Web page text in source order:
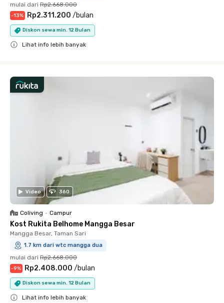
mulai dari Rp2.668.000
-13% Rp2.311.200 /bulan
Diskon sewa min. 12 Bulan
Lihat info lebih banyak
Video 360
Coliving • Campur
Kost Rukita Belhome Mangga Besar
Mangga Besar, Taman Sari
1.7 km dari wtc mangga dua
mulai dari Rp2.668.000
-9% Rp2.408.000 /bulan
Diskon sewa min. 12 Bulan
Lihat info lebih banyak